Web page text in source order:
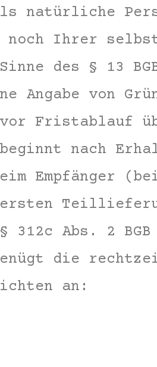
natürliche
noch Ihrer
des § 13
Angabe von
Fristablauf
nach
Empfänger
ersten
312c Abs. 2
die
an: